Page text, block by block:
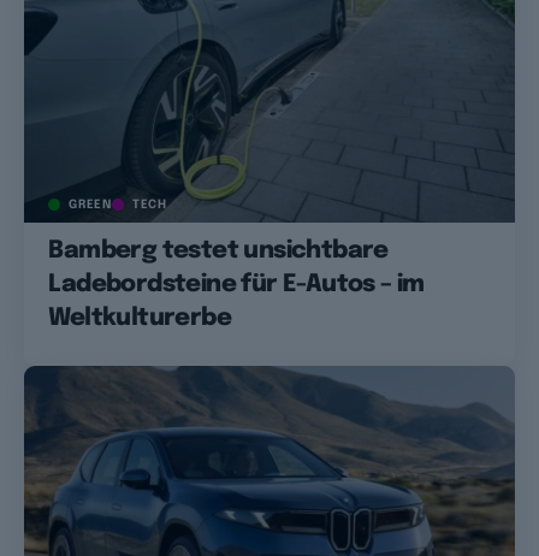
GREEN TECH
Bamberg testet unsichtbare
Ladebordsteine für E-Autos – im
Weltkulturerbe